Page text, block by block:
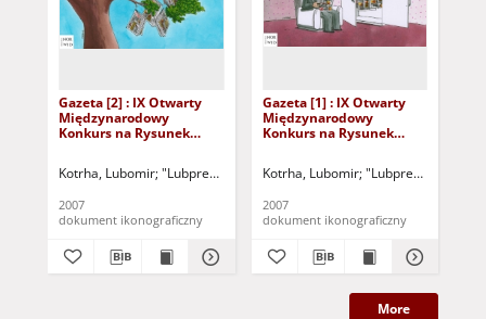
Gazeta [2] : IX Otwarty
Międzynarodowy
Konkurs na Rysunek
Kotrha, Lubomir "Lubpress" (Zielona Góra) Gazeta Lubuska (Zielona
2007
dokument ikonograficzny
Gazeta [1] : IX Otwarty
Międzynarodowy
Konkurs na Rysunek
Kotrha, Lubomir "Lubpress"
2007
dokument ikonograficzny
More